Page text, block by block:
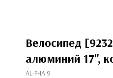
Велосипед
алюминий 17'',
AL-PHA 9